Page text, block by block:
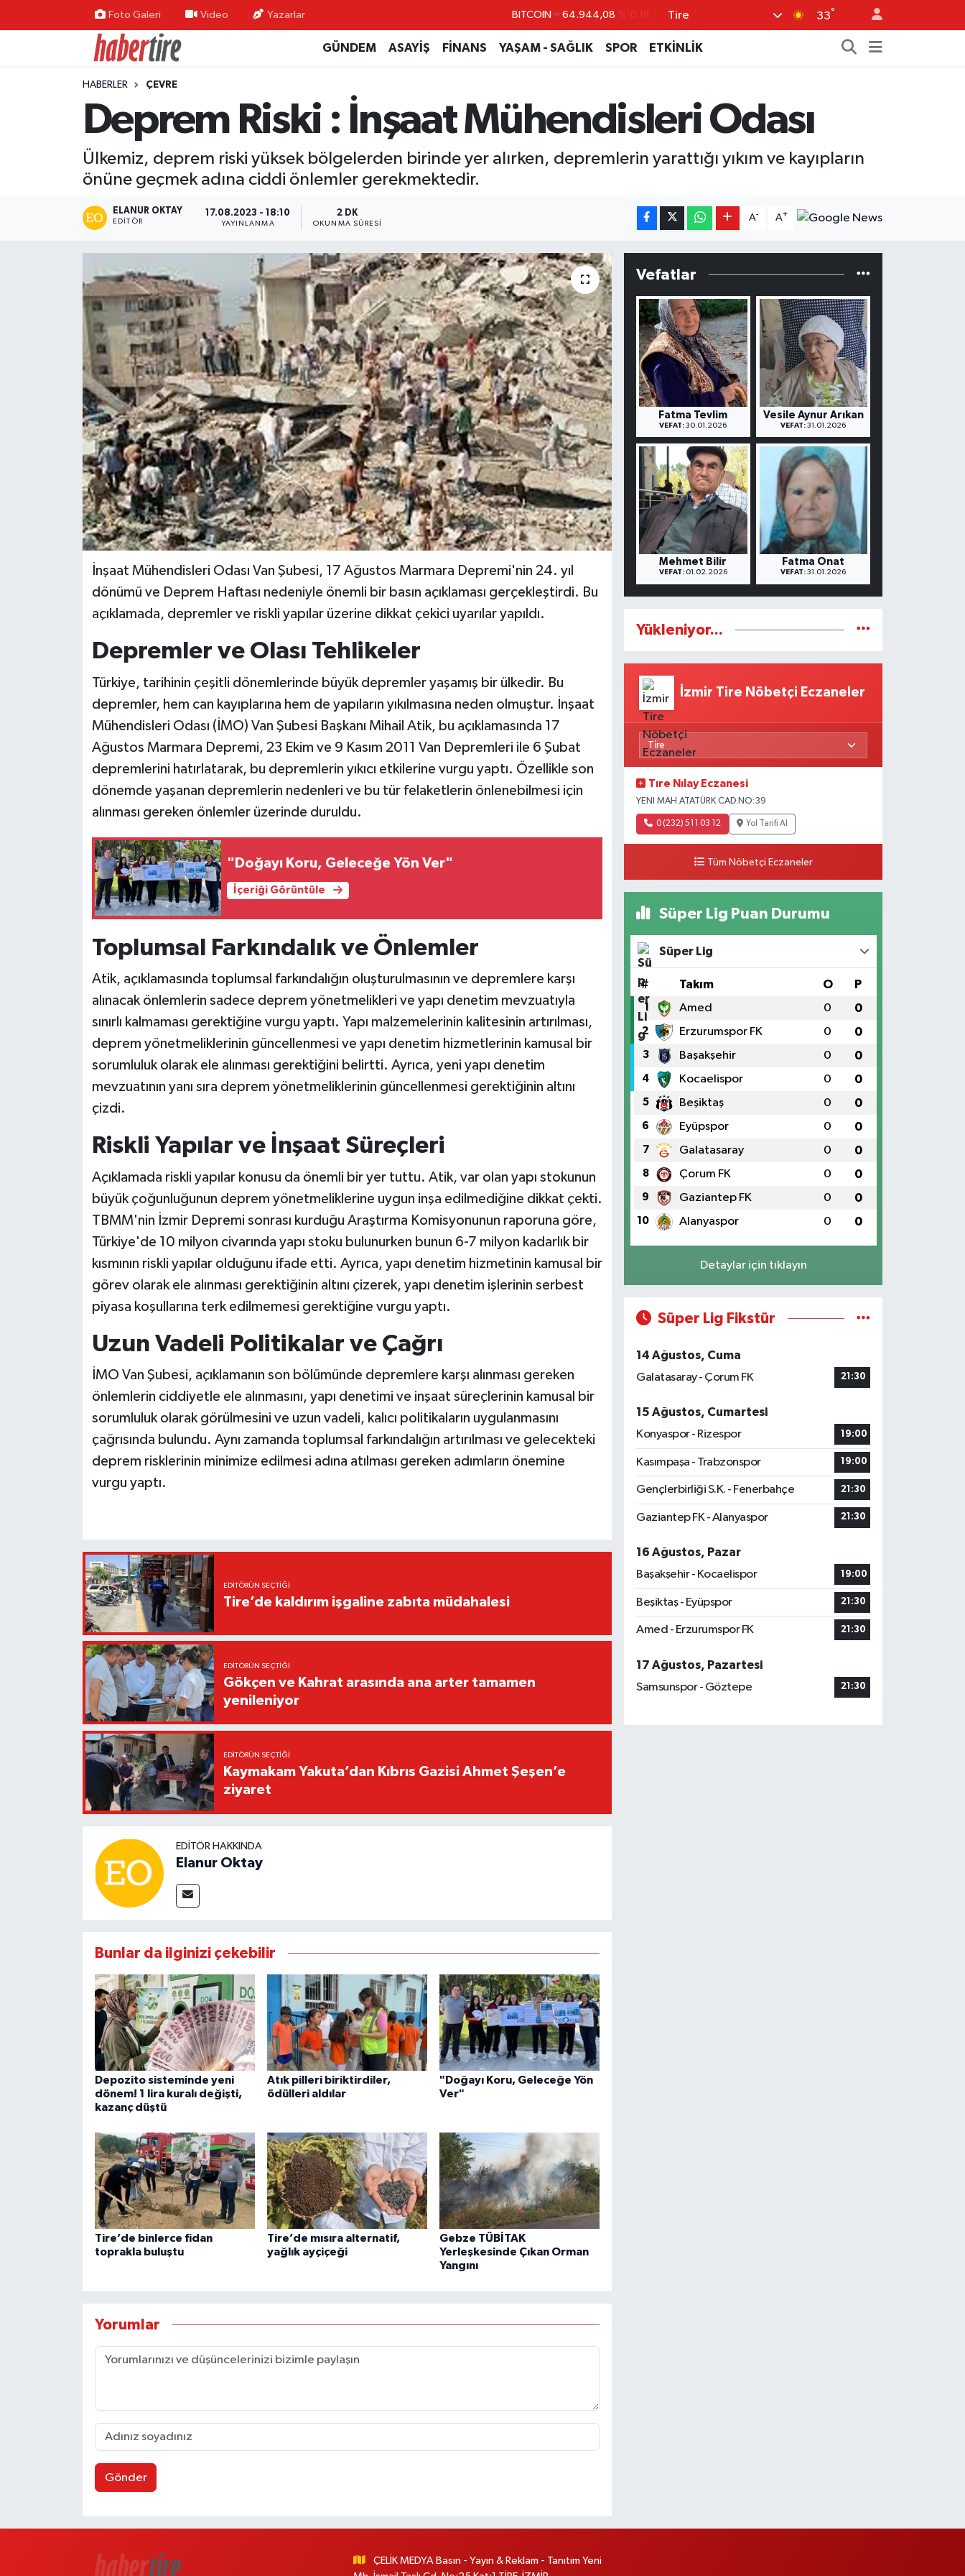
Foto Galeri Video Yazarlar DOLAR 47,7436 %0.18
EURO 55,2510 %0.32
BİST100 13.779 %-14
Tire 33°
GÜNDEM ASAYİŞ FİNANS YAŞAM - SAĞLIK SPOR ETKİNLİK
HABERLER ÇEVRE
Deprem Riski : İnşaat Mühendisleri Odası
Ülkemiz, deprem riski yüksek bölgelerden birinde yer alırken, depremlerin yarattığı yıkım ve kayıpların
önüne geçmek adına ciddi önlemler gerekmektedir.
ELANUR OKTAY
EDITÖR
17.08.2023 - 18:10
YAYINLANMA
2 DK
OKUNMA SÜRESI
A- A+
İnşaat Mühendisleri Odası Van Şubesi, 17 Ağustos Marmara Depremi'nin 24. yıl
dönümü ve Deprem Haftası nedeniyle önemli bir basın açıklaması gerçekleştirdi. Bu
açıklamada, depremler ve riskli yapılar üzerine dikkat çekici uyarılar yapıldı.
Depremler ve Olası Tehlikeler
Türkiye, tarihinin çeşitli dönemlerinde büyük depremler yaşamış bir ülkedir. Bu
depremler, hem can kayıplarına hem de yapıların yıkılmasına neden olmuştur. İnşaat
Mühendisleri Odası (İMO) Van Şubesi Başkanı Mihail Atik, bu açıklamasında 17
Ağustos Marmara Depremi, 23 Ekim ve 9 Kasım 2011 Van Depremleri ile 6 Şubat
depremlerini hatırlatarak, bu depremlerin yıkıcı etkilerine vurgu yaptı. Özellikle son
dönemde yaşanan depremlerin nedenleri ve bu tür felaketlerin önlenebilmesi için
alınması gereken önlemler üzerinde duruldu.
"Doğayı Koru, Geleceğe Yön Ver"
İçeriği Görüntüle
Toplumsal Farkındalık ve Önlemler
Atik, açıklamasında toplumsal farkındalığın oluşturulmasının ve depremlere karşı
alınacak önlemlerin sadece deprem yönetmelikleri ve yapı denetim mevzuatıyla
sınırlı kalmaması gerektiğine vurgu yaptı. Yapı malzemelerinin kalitesinin artırılması,
deprem yönetmeliklerinin güncellenmesi ve yapı denetim hizmetlerinin kamusal bir
sorumluluk olarak ele alınması gerektiğini belirtti. Ayrıca, yeni yapı denetim
mevzuatının yanı sıra deprem yönetmeliklerinin güncellenmesi gerektiğinin altını
çizdi.
Riskli Yapılar ve İnşaat Süreçleri
Açıklamada riskli yapılar konusu da önemli bir yer tuttu. Atik, var olan yapı stokunun
büyük çoğunluğunun deprem yönetmeliklerine uygun inşa edilmediğine dikkat çekti.
TBMM'nin İzmir Depremi sonrası kurduğu Araştırma Komisyonunun raporuna göre,
Türkiye'de 10 milyon civarında yapı stoku bulunurken bunun 6-7 milyon kadarlık bir
kısmının riskli yapılar olduğunu ifade etti. Ayrıca, yapı denetim hizmetinin kamusal bir
görev olarak ele alınması gerektiğinin altını çizerek, yapı denetim işlerinin serbest
piyasa koşullarına terk edilmemesi gerektiğine vurgu yaptı.
Uzun Vadeli Politikalar ve Çağrı
İMO Van Şubesi, açıklamanın son bölümünde depremlere karşı alınması gereken
önlemlerin ciddiyetle ele alınmasını, yapı denetimi ve inşaat süreçlerinin kamusal bir
sorumluluk olarak görülmesini ve uzun vadeli, kalıcı politikaların uygulanmasını
çağrısında bulundu. Aynı zamanda toplumsal farkındalığın artırılması ve gelecekteki
deprem risklerinin minimize edilmesi adına atılması gereken adımların önemine
vurgu yaptı.
EDITÖRÜN SEÇTIĞI
Tire’de kaldırım işgaline zabıta müdahalesi
EDITÖRÜN SEÇTIĞI
Gökçen ve Kahrat arasında ana arter tamamen
yenileniyor
EDITÖRÜN SEÇTIĞI
Kaymakam Yakuta’dan Kıbrıs Gazisi Ahmet Şeşen’e
ziyaret
EDITÖR HAKKINDA
Elanur Oktay
Bunlar da ilginizi çekebilir
Depozito sisteminde yeni
dönem! 1 lira kuralı değişti,
kazanç düştü
Atık pilleri biriktirdiler,
ödülleri aldılar
"Doğayı Koru, Geleceğe Yön
Ver"
Tire’de binlerce fidan
toprakla buluştu
Tire’de mısıra alternatif,
yağlık ayçiçeği
Gebze TÜBİTAK
Yerleşkesinde Çıkan Orman
Yangını
Yorumlar
Gönder
Vefatlar
Fatma Tevlim
VEFAT: 30.01.2026
Vesile Aynur Arıkan
VEFAT: 31.01.2026
Mehmet Bilir
VEFAT:01.02.2026
Fatma Onat
VEFAT: 31.01.2026
Yükleniyor...
İzmir Tire Nöbetçi Eczaneler
Tıre Nılay Eczanesi
YENI MAH.ATATÜRK CAD.NO:39
0 (232) 511 03 12 Yol Tarifi Al
Tüm Nöbetçi Eczaneler
Süper Lig Puan Durumu
Süper Lig
# Takım O P
1 Amed 0 0
2 Erzurumspor FK 0 0
3 Başakşehir 0 0
4 Kocaelispor 0 0
5 Beşiktaş 0 0
6 Eyüpspor 0 0
7 Galatasaray 0 0
8 Çorum FK 0 0
9 Gaziantep FK 0 0
10 Alanyaspor 0 0
Detaylar için tıklayın
Süper Lig Fikstür
14 Ağustos, Cuma
Galatasaray - Çorum FK
21:30
15 Ağustos, Cumartesi
Konyaspor - Rizespor
19:00
Kasımpaşa - Trabzonspor 19:00
Gençlerbirliği S.K. - Fenerbahçe 21:30
Gaziantep FK - Alanyaspor 21:30
16 Ağustos, Pazar
Başakşehir - Kocaelispor
19:00
Beşiktaş - Eyüpspor 21:30
Amed - Erzurumspor FK 21:30
17 Ağustos, Pazartesi
Samsunspor - Göztepe
21:30
ÇELİK MEDYA Basın - Yayın & Reklam - Tanıtım Yeni
Tire Nöbetçi Eczaneler
Tire Hava Durumu
Tire Trafik Yoğunluk Haritası
Süper Lig Puan Durumu ve Fikstür
Haber Arşivi